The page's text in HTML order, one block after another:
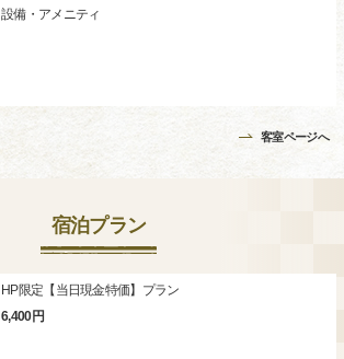
設備・アメニティ
客室ページへ
宿泊プラン
HP限定【当日現金特価】プラン
6,400円